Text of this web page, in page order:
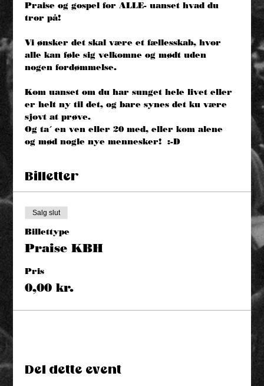
Praise og gospel for ALLE- uanset hvad du
tror på!
Vi ønsker det skal være et fællesskab, hvor
alle kan føle sig velkomne og mødt uden
nogen fordømmelse.
Kom uanset om du har sunget hele livet eller
er helt ny til det, og bare synes det ku være
sjovt at prøve.
Og ta´ en ven eller 20 med, eller kom alene
og mød nogle nye mennesker!  :-D
Billetter
Salg slut
Billettype
Praise KBH
Pris
0,00 kr.
Del dette event